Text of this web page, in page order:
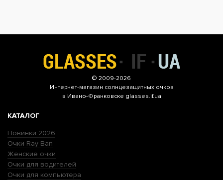
© 2009-2026
Интернет-магазин солнцезащитных очков
в Ивано-Франковске glasses.if.ua
КАТАЛОГ
Новинки 2026
Очки Ray Ban
Женские очки
Очки для водителей
Очки для компьютера